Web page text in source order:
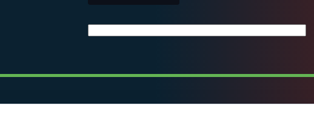
© 2016 - Todos los derechos reservados